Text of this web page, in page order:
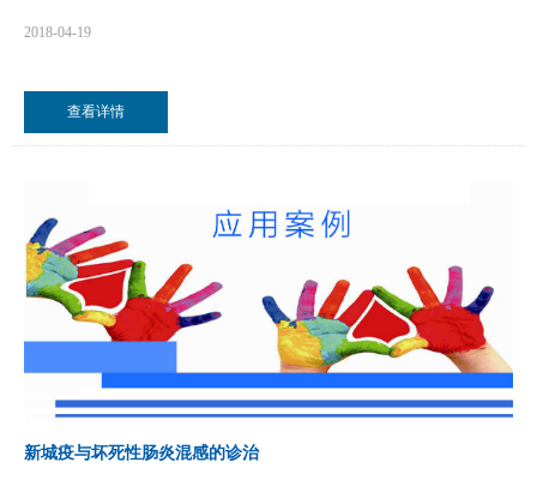
2018-04-19
查看详情
新城疫与坏死性肠炎混感的诊治